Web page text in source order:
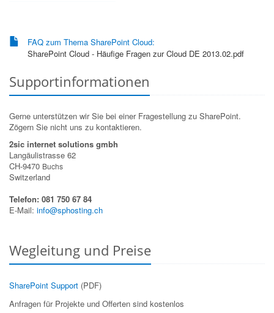
FAQ zum Thema SharePoint Cloud:
SharePoint Cloud - Häufige Fragen zur Cloud DE 2013.02.pdf
Supportinformationen
Gerne unterstützen wir Sie bei einer Fragestellung zu SharePoint.
Zögern Sie nicht uns zu kontaktieren.
2sic internet solutions gmbh
Langäulistrasse 62
CH-9470 Buchs
Switzerland
Telefon: 081 750 67 84
E-Mail: info@sphosting.ch
Wegleitung und Preise
SharePoint Support (PDF)
Anfragen für Projekte und Offerten sind kostenlos